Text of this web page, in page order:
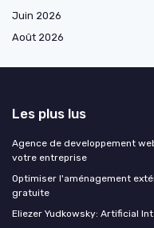
Juin 2026
Août 2026
Les plus lus
Agence de developpement
votre entreprise
Optimiser l'aménagement
gratuite
Eliezer Yudkowsky: Artificial